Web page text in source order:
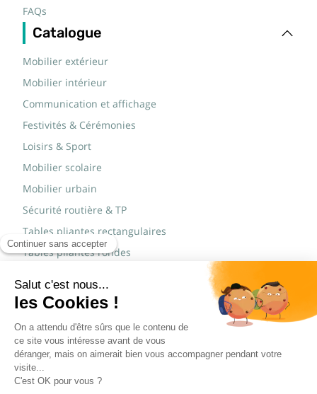
FAQs
Catalogue
Mobilier extérieur
Mobilier intérieur
Communication et affichage
Festivités & Cérémonies
Loisirs & Sport
Mobilier scolaire
Mobilier urbain
Sécurité routière & TP
Tables pliantes rectangulaires
Tables pliantes rondes
Marques
JAD Groupe
Procity®